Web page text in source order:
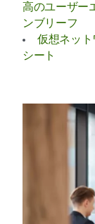
高のユーザー
ンブリーフ
仮想ネッ
シート